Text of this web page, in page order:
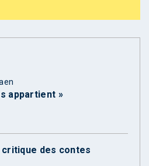
appartient »
des contes